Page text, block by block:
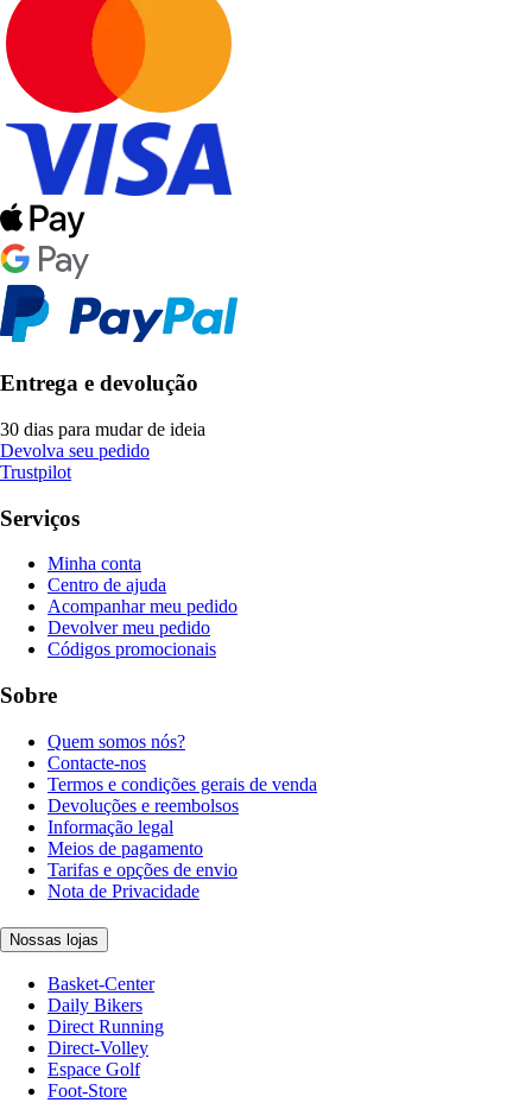
Entrega e devolução
30 dias para mudar de ideia
Devolva seu pedido
Trustpilot
Serviços
Minha conta
Centro de ajuda
Acompanhar meu pedido
Devolver meu pedido
Códigos promocionais
Sobre
Quem somos nós?
Contacte-nos
Termos e condições gerais de venda
Devoluções e reembolsos
Informação legal
Meios de pagamento
Tarifas e opções de envio
Nota de Privacidade
Nossas lojas
Basket-Center
Daily Bikers
Direct Running
Direct-Volley
Espace Golf
Foot-Store